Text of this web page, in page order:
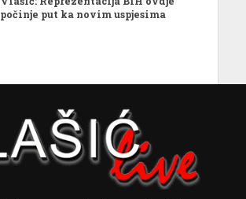
počinje put ka novim uspjesima